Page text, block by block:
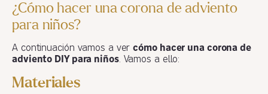
¿Cómo hacer una corona de adviento
para niños?
A continuación vamos a vercómo hacer una corona de
adviento DIY para niños. Vamos a ello:
Materiales